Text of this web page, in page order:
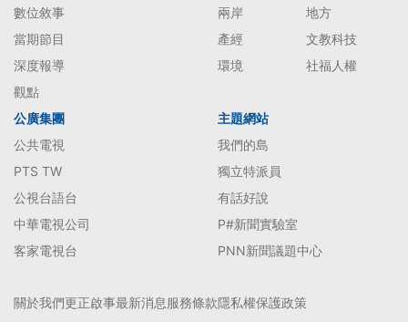
數位敘事
當期節目
深度報導
觀點
兩岸
地方
產經
文教科技
環境
社福人權
公廣集團
公共電視
PTS TW
公視台語台
中華電視公司
客家電視台
主題網站
我們的島
獨立特派員
有話好說
P#新聞實驗室
PNN新聞議題中心
關於我們更正啟事最新消息服務條款隱私權保護政策